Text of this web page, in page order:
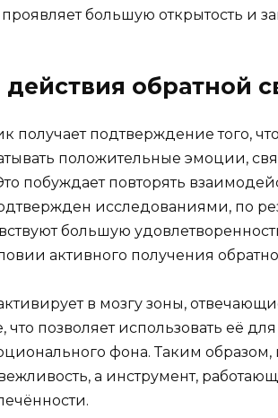
большую открытость и
обратной
получает подтверждение того,
положительные эмоции,
побуждает повторять
исследованиями, по
большую
активного получения
в мозгу зоны,
позволяет использовать её
фона. Таким образом,
а инструмент,